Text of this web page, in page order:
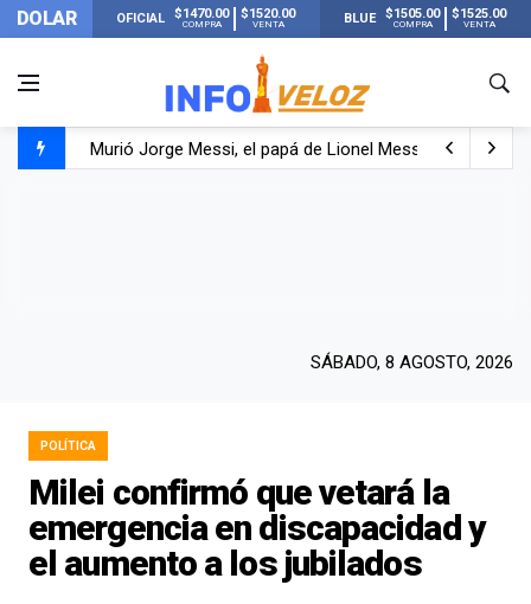
DOLAR OFICIAL $1470.00
COMPRA
$1520.00
VENTA BLUE $1505.00
COMPRA
$1525.00
VENTA
Murió Jorge Messi, el papá de Lionel Messi
SÁBADO, 8 AGOSTO, 2026
POLÍTICA
Milei confirmó que vetará la
emergencia en discapacidad y
el aumento a los jubilados